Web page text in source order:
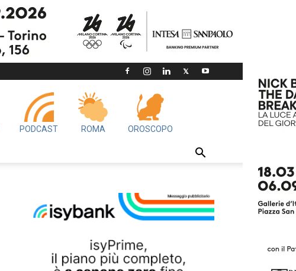
PODCAST ROMA OROSCOPO